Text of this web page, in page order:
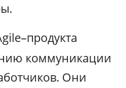
коммуникации
Они